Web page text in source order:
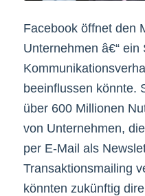
Facebook öffnet den
Unternehmen â€“ ein
beeinflussen könnte.
über 600 Millionen
von Unternehmen,
per E-Mail als
Transaktionsmailing
könnten zukünftig